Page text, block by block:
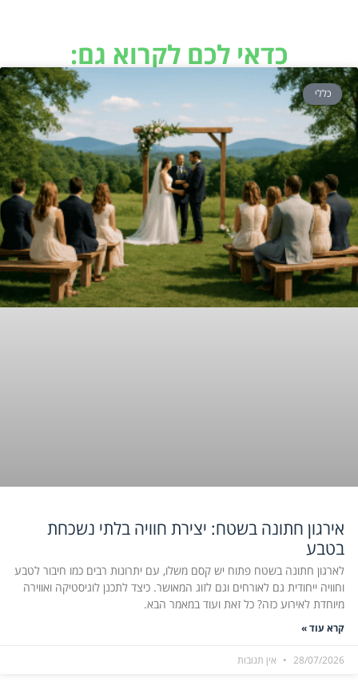
כדאי לכם לקרוא גם:
כללי
אירגון חתונה בשטח: יצירת חוויה בלתי נשכחת
בטבע
לארגון חתונה בשטח פתוח יש קסם משלו, עם יתרונות רבים כמו חיבור לטבע
וחוויה ייחודית גם לאורחים וגם לזוג המאושר. כיצד לתכנן לוגיסטיקה ואווירה
מיוחדת לאירוע כזה? כל זאת ועוד במאמר הבא.
קרא עוד »
28/07/2026 אין תגובות